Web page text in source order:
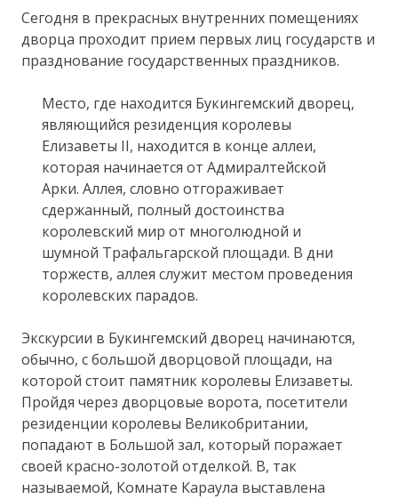
Сегодня в прекрасных внутренних помещениях
дворца проходит прием первых лиц государств и
празднование государственных праздников.
Место, где находится Букингемский дворец,
являющийся резиденция королевы
Елизаветы II, находится в конце аллеи,
которая начинается от Адмиралтейской
Арки. Аллея, словно отгораживает
сдержанный, полный достоинства
королевский мир от многолюдной и
шумной Трафальгарской площади. В дни
торжеств, аллея служит местом проведения
королевских парадов.
Экскурсии в Букингемский дворец начинаются,
обычно, с большой дворцовой площади, на
которой стоит памятник королевы Елизаветы.
Пройдя через дворцовые ворота, посетители
резиденции королевы Великобритании,
попадают в Большой зал, который поражает
своей красно-золотой отделкой. В, так
называемой, Комнате Караула выставлена